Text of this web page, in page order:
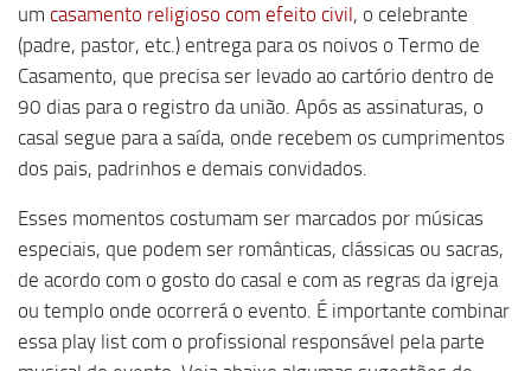
um casamento religioso com efeito civil, o celebrante
(padre, pastor, etc.) entrega para os noivos o Termo de
Casamento, que precisa ser levado ao cartório dentro de
90 dias para o registro da união. Após as assinaturas, o
casal segue para a saída, onde recebem os cumprimentos
dos pais, padrinhos e demais convidados.
Esses momentos costumam ser marcados por músicas
especiais, que podem ser românticas, clássicas ou sacras,
de acordo com o gosto do casal e com as regras da igreja
ou templo onde ocorrerá o evento. É importante combinar
essa play list com o profissional responsável pela parte